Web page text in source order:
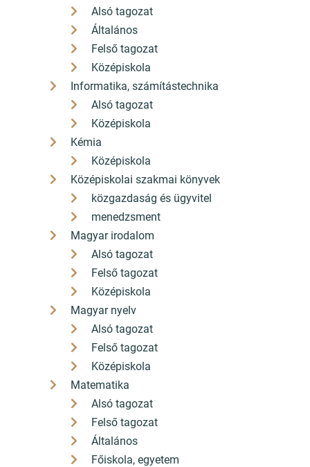
Alsó tagozat
Általános
Felső tagozat
Középiskola
Informatika, számítástechnika
Alsó tagozat
Középiskola
Kémia
Középiskola
Középiskolai szakmai könyvek
közgazdaság és ügyvitel
menedzsment
Magyar irodalom
Alsó tagozat
Felső tagozat
Középiskola
Magyar nyelv
Alsó tagozat
Felső tagozat
Középiskola
Matematika
Alsó tagozat
Felső tagozat
Általános
Főiskola, egyetem